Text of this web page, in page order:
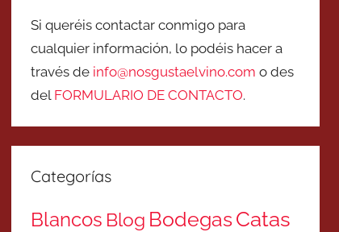
Si queréis contactar conmigo para
cualquier información, lo podéis hacer a
través de info@nosgustaelvino.com o des
del FORMULARIO DE CONTACTO.
Categorías
Blancos Blog BodegasCatas